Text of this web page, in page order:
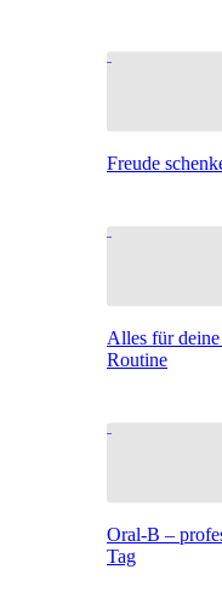
Freude
Alles für
Routine
Oral-B –
Tag